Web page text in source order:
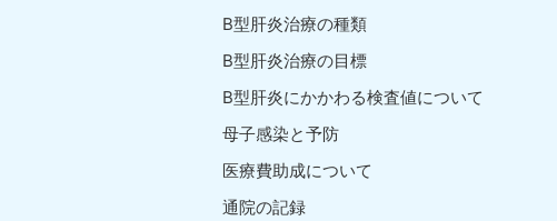
B型肝炎治療の種類
B型肝炎治療の目標
B型肝炎にかかわる検査値について
母子感染と予防
医療費助成について
通院の記録